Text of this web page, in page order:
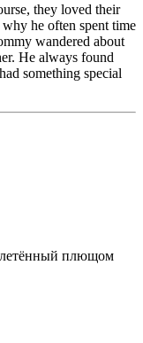
they loved their
he often spent time
wandered about
He always found
something special
плющом